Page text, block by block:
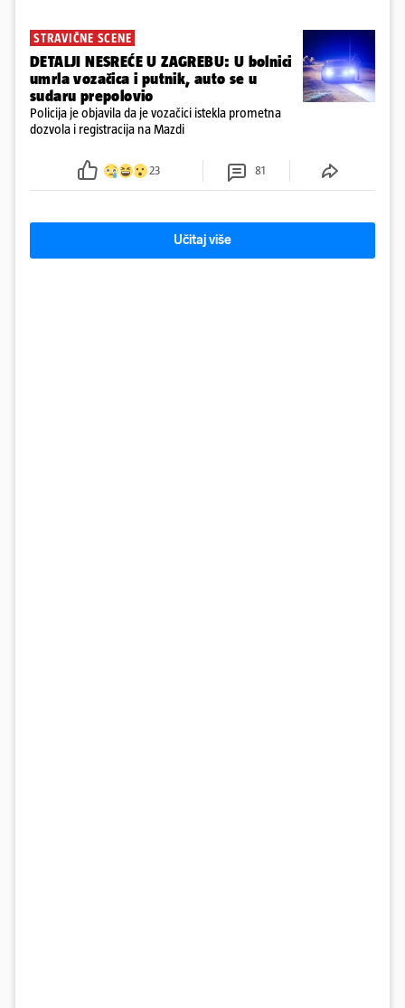
STRAVIČNE SCENE
DETALJI NESREĆE U ZAGREBU: U bolnici
umrla vozačica i putnik, auto se u
sudaru prepolovio
Policija je objavila da je vozačici istekla prometna
dozvola i registracija na Mazdi
23 81
Učitaj više